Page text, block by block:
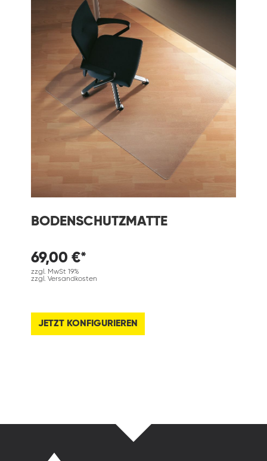
BODENSCHUTZMATTE
69,00 €*
zzgl. MwSt 19%
zzgl. Versandkosten
JETZT KONFIGURIEREN